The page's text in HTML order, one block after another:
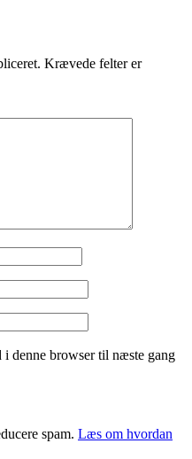
Krævede felter er
denne browser til næste gang
spam. Læs om hvordan